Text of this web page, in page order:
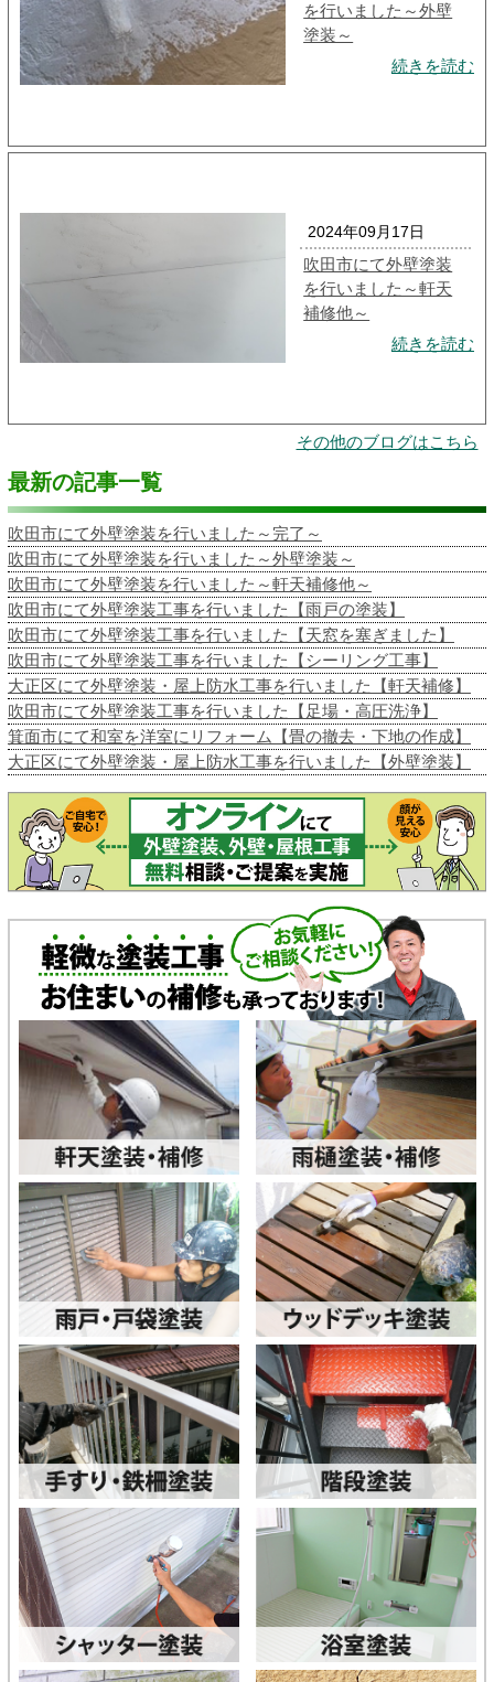
を行いました～外壁
塗装～
続きを読む
2024年09月17日
吹田市にて外壁塗装
を行いました～軒天
補修他～
続きを読む
その他のブログはこちら
最新の記事一覧
吹田市にて外壁塗装を行いました～完了～
吹田市にて外壁塗装を行いました～外壁塗装～
吹田市にて外壁塗装を行いました～軒天補修他～
吹田市にて外壁塗装工事を行いました【雨戸の塗装】
吹田市にて外壁塗装工事を行いました【天窓を塞ぎました】
吹田市にて外壁塗装工事を行いました【シーリング工事】
大正区にて外壁塗装・屋上防水工事を行いました【軒天補修】
吹田市にて外壁塗装工事を行いました【足場・高圧洗浄】
箕面市にて和室を洋室にリフォーム【畳の撤去・下地の作成】
大正区にて外壁塗装・屋上防水工事を行いました【外壁塗装】